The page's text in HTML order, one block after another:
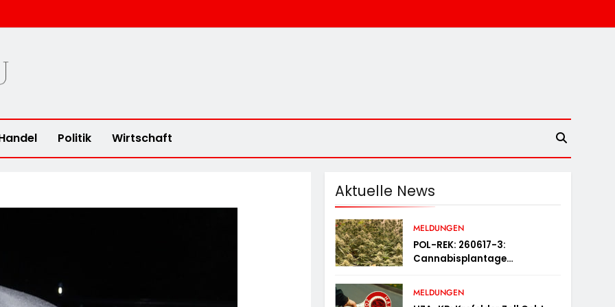
Politik Wirtschaft
Aktuelle News
MELDUNGEN
POL-REK: 260617-3:
Cannabisplantage
MELDUNGEN